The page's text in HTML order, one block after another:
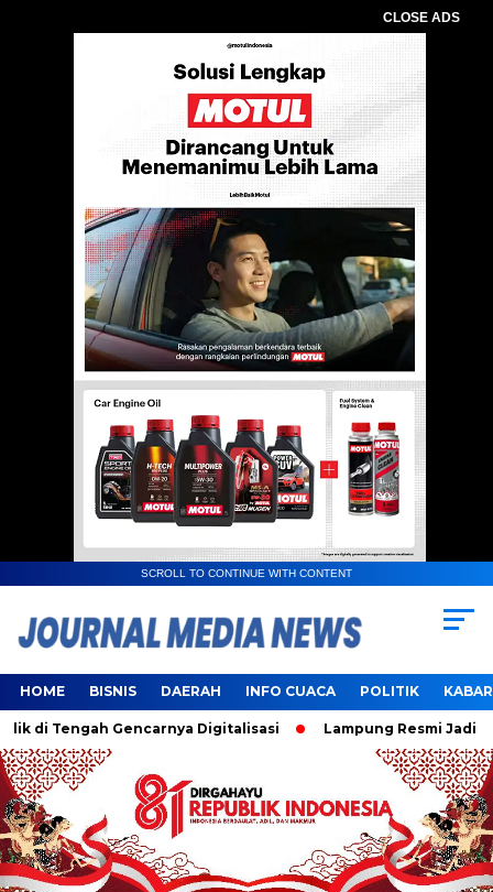
CLOSE ADS
SCROLL TO CONTINUE WITH CONTENT
HOME BISNIS DAERAH INFO CUACA POLITIK
Tengah Gencarnya Digitalisasi Lampung Resmi Jadi Tuan